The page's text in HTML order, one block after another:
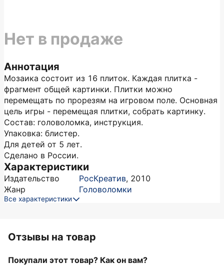
Аннотация
Мозаика состоит из 16 плиток. Каждая плитка -
фрагмент общей картинки. Плитки можно
перемещать по прорезям на игровом поле. Основная
цель игры - перемещая плитки, собрать картинку.
Состав: головоломка, инструкция.
Упаковка: блистер.
Для детей от 5 лет.
Сделано в России.
Характеристики
Издательство РосКреатив, 2010
Жанр
Головоломки
Все характеристики
Нет в продаже
Отзывы на товар
Покупали этот товар? Как он вам?